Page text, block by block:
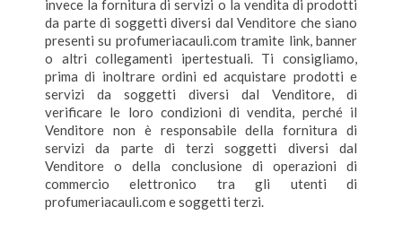
invece la fornitura di servizi o la vendita di prodotti
da parte di soggetti diversi dal Venditore che siano
presenti su profumeriacauli.com tramite link, banner
o altri collegamenti ipertestuali. Ti consigliamo,
prima di inoltrare ordini ed acquistare prodotti e
servizi da soggetti diversi dal Venditore, di
verificare le loro condizioni di vendita, perché il
Venditore non è responsabile della fornitura di
servizi da parte di terzi soggetti diversi dal
Venditore o della conclusione di operazioni di
commercio elettronico tra gli utenti di
profumeriacauli.com e soggetti terzi.